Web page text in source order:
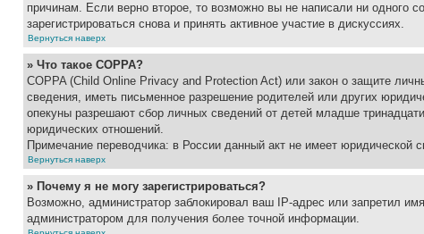
причинам. Если верно второе, то возможно вы не написали ни одного
зарегистрироваться снова и принять активное участие в дискуссиях.
Вернуться наверх
» Что такое COPPA?
COPPA (Child Online Privacy and Protection Act) или закон о защите
сведения, иметь письменное разрешение родителей или других
опекуны разрешают сбор личных сведений от детей младше
юридических отношений.
Примечание переводчика: в России данный акт не имеет юридической
Вернуться наверх
» Почему я не могу зарегистрироваться?
Возможно, администратор заблокировал ваш IP-адрес или запретил
администратором для получения более точной информации.